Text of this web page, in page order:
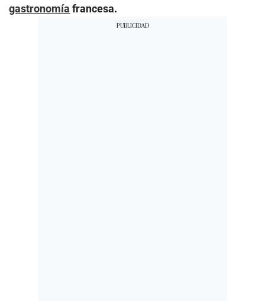
gastronomía francesa.